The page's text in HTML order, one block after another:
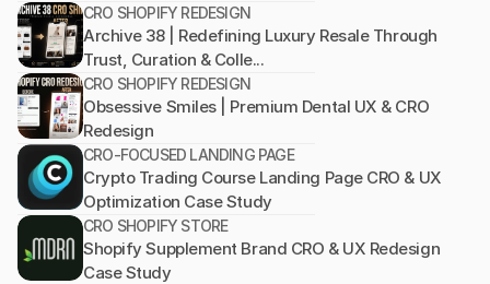
CRO SHOPIFY REDESIGN
Archive 38 | Redefining Luxury Resale Through
Trust, Curation & Colle...
CRO SHOPIFY REDESIGN
Obsessive Smiles | Premium Dental UX & CRO
Redesign
CRO-FOCUSED LANDING PAGE
Crypto Trading Course Landing Page CRO & UX
Optimization Case Study
CRO SHOPIFY STORE
Shopify Supplement Brand CRO & UX Redesign
Case Study